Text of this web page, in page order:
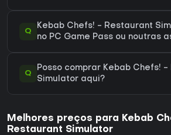
Q
Kebab Chefs! - Restaurant
no PC Game Pass ou noutras
Q
Posso comprar Kebab Chefs!
Simulator aqui?
Melhores preços para Kebab
Restaurant Simulator